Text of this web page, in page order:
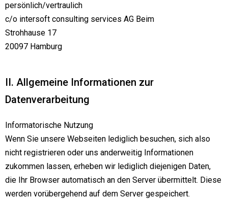
persönlich/vertraulich
c/o intersoft consulting services AG Beim
Strohhause 17
20097 Hamburg
II. Allgemeine Informationen zur
Datenverarbeitung
Informatorische Nutzung
Wenn Sie unsere Webseiten lediglich besuchen, sich also
nicht registrieren oder uns anderweitig Informationen
zukommen lassen, erheben wir lediglich diejenigen Daten,
die Ihr Browser automatisch an den Server übermittelt. Diese
werden vorübergehend auf dem Server gespeichert.